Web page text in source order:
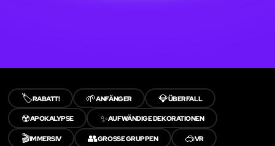
🏷️RABATT! 🌱ANFÄNGER 💎ÜBERFALL
☢️APOKALYPSE ✨AUFWÄNDIGE DEKORATIONEN
🎬IMMERSIV 👥GROSSE GRUPPEN 🥽VR